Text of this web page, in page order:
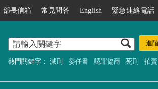
部長信箱 常見問答 English 緊急連絡電話
熱門關鍵字： 減刑 委任書 認罪協商 死刑 拍賣